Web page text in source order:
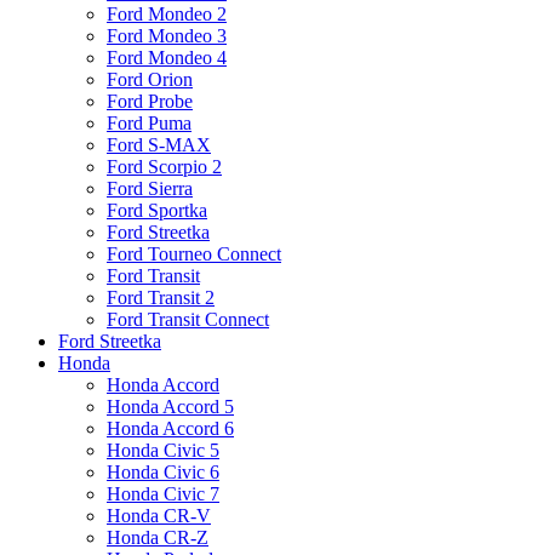
Ford Mondeo 2
Ford Mondeo 3
Ford Mondeo 4
Ford Orion
Ford Probe
Ford Puma
Ford S-MAX
Ford Scorpio 2
Ford Sierra
Ford Sportka
Ford Streetka
Ford Tourneo Connect
Ford Transit
Ford Transit 2
Ford Transit Connect
Ford Streetka
Honda
Honda Accord
Honda Accord 5
Honda Accord 6
Honda Civic 5
Honda Civic 6
Honda Civic 7
Honda CR-V
Honda CR-Z